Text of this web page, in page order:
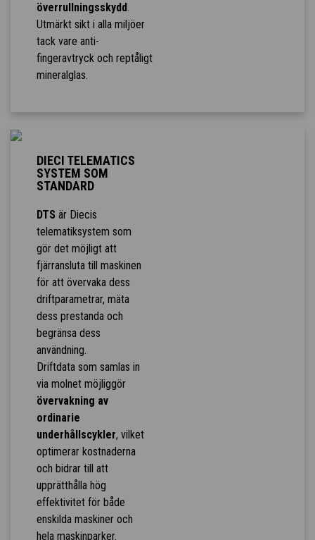
överrullningsskydd.
Utmärkt sikt i alla miljöer
tack vare anti-
fingeravtryck och reptåligt
mineralglas.
DIECI TELEMATICS
SYSTEM SOM
STANDARD
DTS är Diecis
telematiksystem som
gör det möjligt att
fjärransluta till maskinen
för att övervaka dess
driftparametrar, mäta
dess prestanda och
begränsa dess
användning.
Driftdata som samlas in
via molnet möjliggör
övervakning av
ordinarie
underhållscykler, vilket
optimerar kostnaderna
och bidrar till att
upprätthålla hög
effektivitet för både
enskilda maskiner och
hela maskinparker.